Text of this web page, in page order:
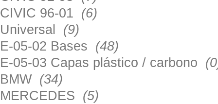
CIVIC 96-01 (6)
Universal (9)
E-05-02 Bases (48)
E-05-03 Capas plástico / carbono
BMW (34)
MERCEDES (5)